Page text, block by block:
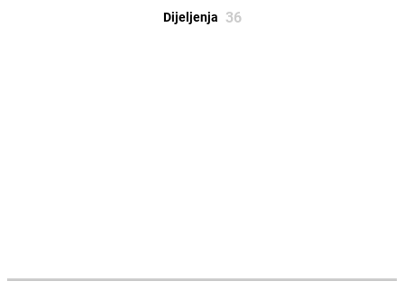
Dijeljenja 36